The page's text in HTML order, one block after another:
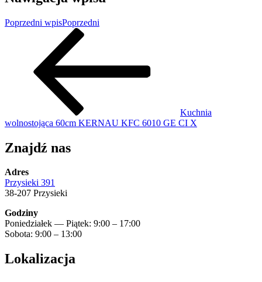
Poprzedni wpisPoprzedni
Kuchnia
wolnostojąca 60cm KERNAU KFC 6010 GE CI X
Znajdź nas
Adres
Przysieki 391
38-207 Przysieki
Godziny
Poniedziałek — Piątek: 9:00 – 17:00
Sobota: 9:00 – 13:00
Lokalizacja